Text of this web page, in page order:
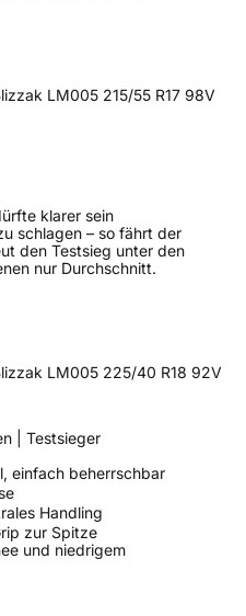
LM005 215/55 R17 98V
klarer sein
schlagen – so fährt der
den Testsieg unter den
nur Durchschnitt.
LM005 225/40 R18 92V
| Testsieger
einfach beherrschbar
Handling
zur Spitze
und niedrigem